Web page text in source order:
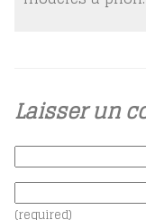
Laisser un
(required)